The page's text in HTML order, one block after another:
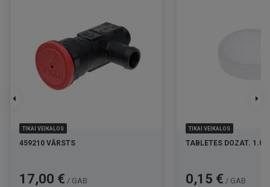
TIKAI VEIKALOS
459210 VĀRSTS
Cena
17,00 € / GAB
TIKAI VEIKALOS
TABLETES DOZAT.
Cena
0,15 € / GAB